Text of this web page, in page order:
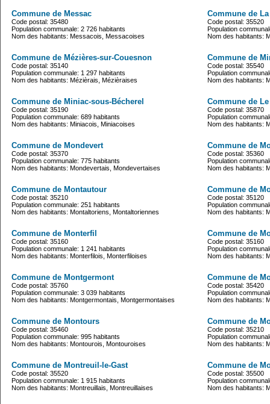
Commune de Messac
Code postal: 35480
Population communale: 2 726 habitants
Nom des habitants: Messacois, Messacoises
Commune de
Code postal: 35520
Population
Nom des habitants:
Commune de Mézières-sur-Couesnon
Code postal: 35140
Population communale: 1 297 habitants
Nom des habitants: Mézièrais, Mézièraises
Commune de
Code postal: 35540
Population
Nom des habitants:
Commune de Miniac-sous-Bécherel
Code postal: 35190
Population communale: 689 habitants
Nom des habitants: Miniacois, Miniacoises
Commune de
Code postal: 35870
Population
Nom des habitants:
Commune de Mondevert
Code postal: 35370
Population communale: 775 habitants
Nom des habitants: Mondevertais, Mondevertaises
Commune de
Code postal: 35360
Population
Nom des habitants:
Commune de Montautour
Code postal: 35210
Population communale: 251 habitants
Nom des habitants: Montaltoriens, Montaltoriennes
Commune de
Code postal: 35120
Population
Nom des habitants:
Commune de Monterfil
Code postal: 35160
Population communale: 1 241 habitants
Nom des habitants: Monterfilois, Monterfiloises
Commune de
Code postal: 35160
Population
Nom des habitants:
Commune de Montgermont
Code postal: 35760
Population communale: 3 039 habitants
Nom des habitants: Montgermontais, Montgermontaises
Commune de
Code postal: 35420
Population
Nom des habitants:
Commune de Montours
Code postal: 35460
Population communale: 995 habitants
Nom des habitants: Montourois, Montouroises
Commune de
Code postal: 35210
Population
Nom des habitants:
Commune de Montreuil-le-Gast
Code postal: 35520
Population communale: 1 915 habitants
Nom des habitants: Montreuillais, Montreuillaises
Commune de
Code postal: 35500
Population
Nom des habitants: